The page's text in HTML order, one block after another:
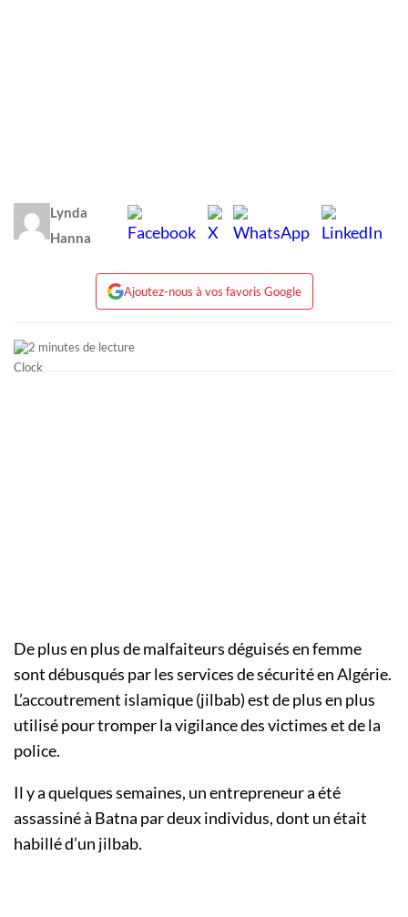
Lynda
Hanna
Ajoutez-nous à vos favoris Google
2 minutes de lecture
De plus en plus de malfaiteurs déguisés en femme
sont débusqués par les services de sécurité en Algérie.
L’accoutrement islamique (jilbab) est de plus en plus
utilisé pour tromper la vigilance des victimes et de la
police.
Il y a quelques semaines, un entrepreneur a été
assassiné à Batna par deux individus, dont un était
habillé d’un jilbab.